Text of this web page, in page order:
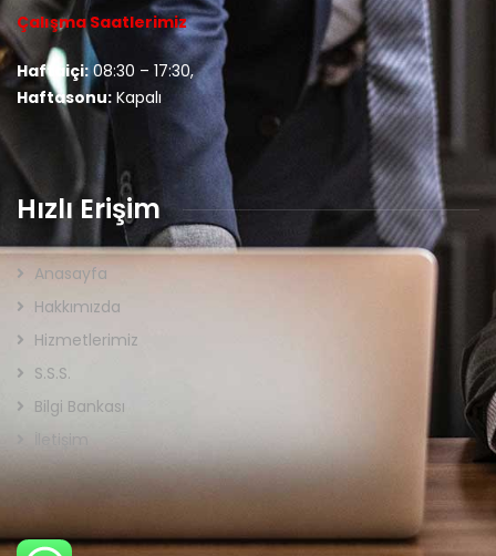
Çalışma Saatlerimiz
Haftaiçi:08:30 – 17:30,
Haftasonu: Kapalı
Hızlı Erişim
Anasayfa
Hakkımızda
Hizmetlerimiz
S.S.S.
Bilgi Bankası
İletişim